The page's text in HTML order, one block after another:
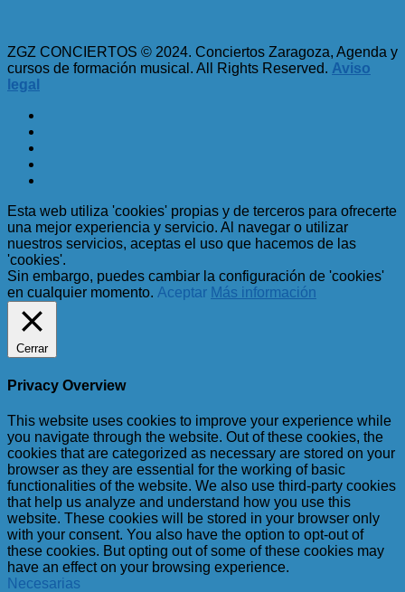
ZGZ CONCIERTOS © 2024. Conciertos Zaragoza, Agenda y
cursos de formación musical. All Rights Reserved. Aviso
legal
Esta web utiliza 'cookies' propias y de terceros para ofrecerte
una mejor experiencia y servicio. Al navegar o utilizar
nuestros servicios, aceptas el uso que hacemos de las
'cookies'.
Sin embargo, puedes cambiar la configuración de 'cookies'
en cualquier momento. Aceptar Más información
Cerrar
Privacy Overview
This website uses cookies to improve your experience while
you navigate through the website. Out of these cookies, the
cookies that are categorized as necessary are stored on your
browser as they are essential for the working of basic
functionalities of the website. We also use third-party cookies
that help us analyze and understand how you use this
website. These cookies will be stored in your browser only
with your consent. You also have the option to opt-out of
these cookies. But opting out of some of these cookies may
have an effect on your browsing experience.
Necesarias